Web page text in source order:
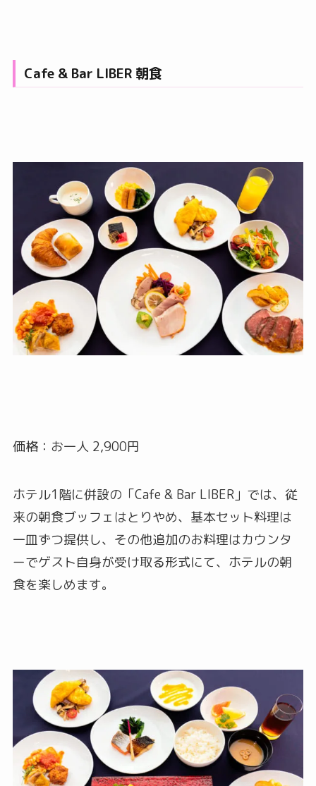
Cafe & Bar LIBER 朝食
価格：お一人 2,900円
ホテル1階に併設の「Cafe & Bar LIBER」では、従
来の朝食ブッフェはとりやめ、基本セット料理は
一皿ずつ提供し、その他追加のお料理はカウンタ
ーでゲスト自身が受け取る形式にて、ホテルの朝
食を楽しめます。